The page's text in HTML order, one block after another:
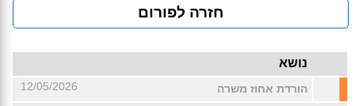
חזרה לפורום
נושא
הורדת אחוז משרה 12/05/2026